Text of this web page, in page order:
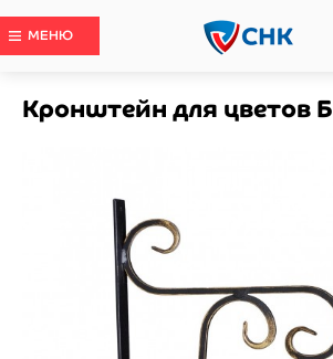
МЕНЮ
Кронштейн для цветов Б